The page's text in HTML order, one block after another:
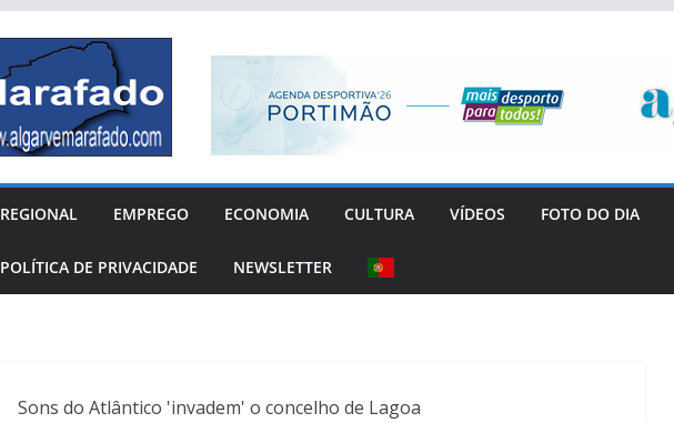
REGIONAL EMPREGO ECONOMIA CULTURA VÍDEOS FOTO DO DIA
POLÍTICA DE PRIVACIDADE NEWSLETTER
Sons do Atlântico 'invadem' o concelho de Lagoa